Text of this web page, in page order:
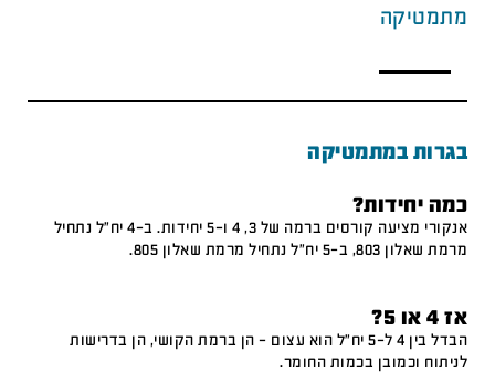
מתמטיקה
בגרות במתמטיקה
כמה יחידות?
אנקורי מציעה קורסים ברמה של 3, 4 ו-5 יחידות. ב-4 יח"ל נתחיל
מרמת שאלון 803, ב-5 יח"ל נתחיל מרמת שאלון 805.
אז 4 או 5?
הבדל בין 4 ל-5 יח"ל הוא עצום – הן ברמת הקושי, הן בדרישות
לניתוח וכמובן בכמות החומר.